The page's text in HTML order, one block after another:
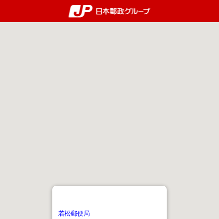
郵便局・日本郵政グループ
若松郵便局